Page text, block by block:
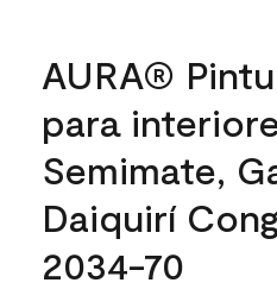
AURA®
para
Semimate,
Daiquirí
2034-70